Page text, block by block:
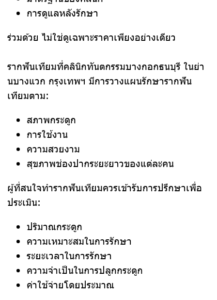
การดูแลหลังรักษา
ร่วมด้วย ไม่ใช่ดูเฉพาะราคาเพียงอย่างเดียว
รากฟันเทียมที่คลินิกทันตกรรมบางกอกธนบุรี ในย่า
นบางแวก กรุงเทพฯ มีการวางแผนรักษารากฟัน
เทียมตาม:
สภาพกระดูก
การใช้งาน
ความสวยงาม
สุขภาพช่องปากระยะยาวของแต่ละคน
ผู้ที่สนใจทำรากฟันเทียมควรเข้ารับการปรึกษาเพื่อ
ประเมิน:
ปริมาณกระดูก
ความเหมาะสมในการรักษา
ระยะเวลาในการรักษา
ความจำเป็นในการปลูกกระดูก
ค่าใช้จ่ายโดยประมาณ